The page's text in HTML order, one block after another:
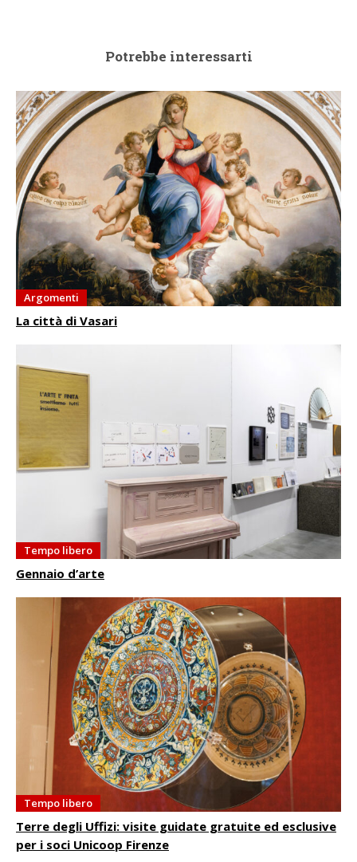
Potrebbe interessarti
Argomenti
La città di Vasari
Tempo libero
Gennaio d’arte
Tempo libero
Terre degli Uffizi: visite guidate gratuite ed esclusive
per i soci Unicoop Firenze